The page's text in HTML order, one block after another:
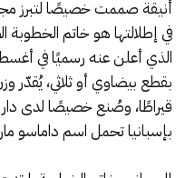
أنيقة صممت خصيصًا لتبرز
في إطلالتها هو خاتم الخطوبة
قيراطًا، وصُنع خصيصًا لدى دار
بإسبانيا تحمل اسم داماسو